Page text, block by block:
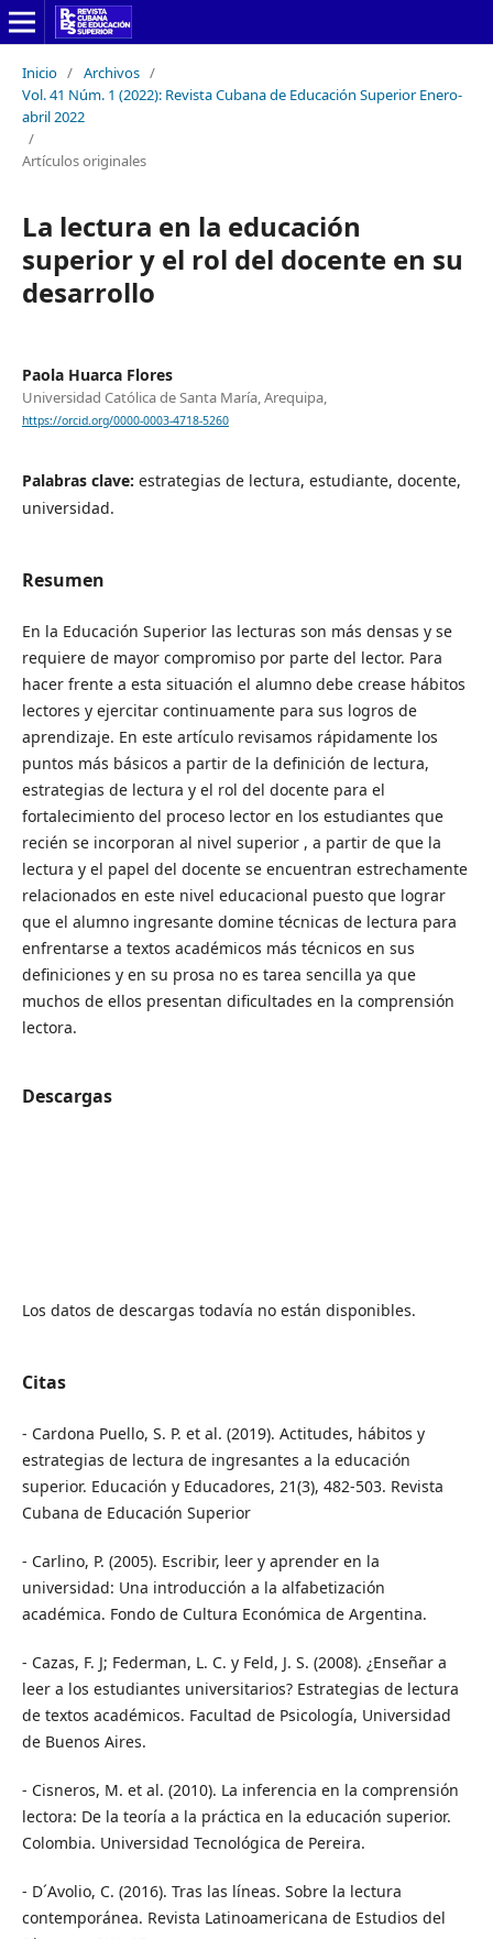
Inicio / Archivos /
Vol. 41 Núm. 1 (2022): Revista Cubana de Educación Superior Enero-
abril 2022
/
Artículos originales
La lectura en la educación
superior y el rol del docente en su
desarrollo
Paola Huarca Flores
Universidad Católica de Santa María, Arequipa,
https://orcid.org/0000-0003-4718-5260
Palabras clave: estrategias de lectura, estudiante, docente,
universidad.
Resumen
En la Educación Superior las lecturas son más densas y se
requiere de mayor compromiso por parte del lector. Para
hacer frente a esta situación el alumno debe crease hábitos
lectores y ejercitar continuamente para sus logros de
aprendizaje. En este artículo revisamos rápidamente los
puntos más básicos a partir de la definición de lectura,
estrategias de lectura y el rol del docente para el
fortalecimiento del proceso lector en los estudiantes que
recién se incorporan al nivel superior , a partir de que la
lectura y el papel del docente se encuentran estrechamente
relacionados en este nivel educacional puesto que lograr
que el alumno ingresante domine técnicas de lectura para
enfrentarse a textos académicos más técnicos en sus
definiciones y en su prosa no es tarea sencilla ya que
muchos de ellos presentan dificultades en la comprensión
lectora.
Descargas
Los datos de descargas todavía no están disponibles.
Citas
- Cardona Puello, S. P. et al. (2019). Actitudes, hábitos y
estrategias de lectura de ingresantes a la educación
superior. Educación y Educadores, 21(3), 482-503. Revista
Cubana de Educación Superior
- Carlino, P. (2005). Escribir, leer y aprender en la
universidad: Una introducción a la alfabetización
académica. Fondo de Cultura Económica de Argentina.
- Cazas, F. J; Federman, L. C. y Feld, J. S. (2008). ¿Enseñar a
leer a los estudiantes universitarios? Estrategias de lectura
de textos académicos. Facultad de Psicología, Universidad
de Buenos Aires.
- Cisneros, M. et al. (2010). La inferencia en la comprensión
lectora: De la teoría a la práctica en la educación superior.
Colombia. Universidad Tecnológica de Pereira.
- D´Avolio, C. (2016). Tras las líneas. Sobre la lectura
contemporánea. Revista Latinoamericana de Estudios del